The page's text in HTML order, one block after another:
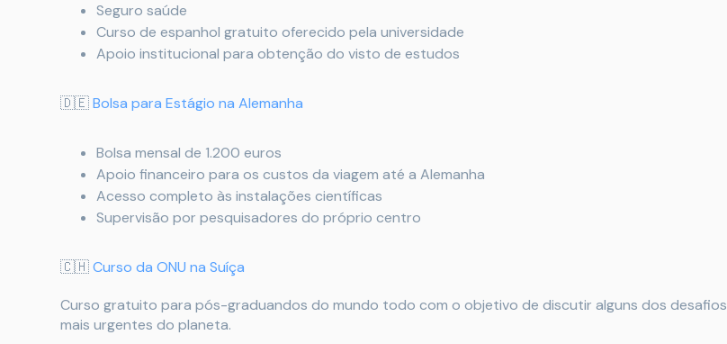
Seguro saúde
Curso de espanhol gratuito oferecido pela universidade
Apoio institucional para obtenção do visto de estudos
🇩🇪Bolsa para Estágio na Alemanha
Bolsa mensal de 1.200 euros
Apoio financeiro para os custos da viagem até a Alemanha
Acesso completo às instalações científicas
Supervisão por pesquisadores do próprio centro
🇨🇭Curso da ONU na Suíça
Curso gratuito para pós-graduandos do mundo todo com o objetivo de discutir alguns dos desafios
mais urgentes do planeta.